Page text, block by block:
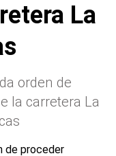
La
orden de
la carretera La